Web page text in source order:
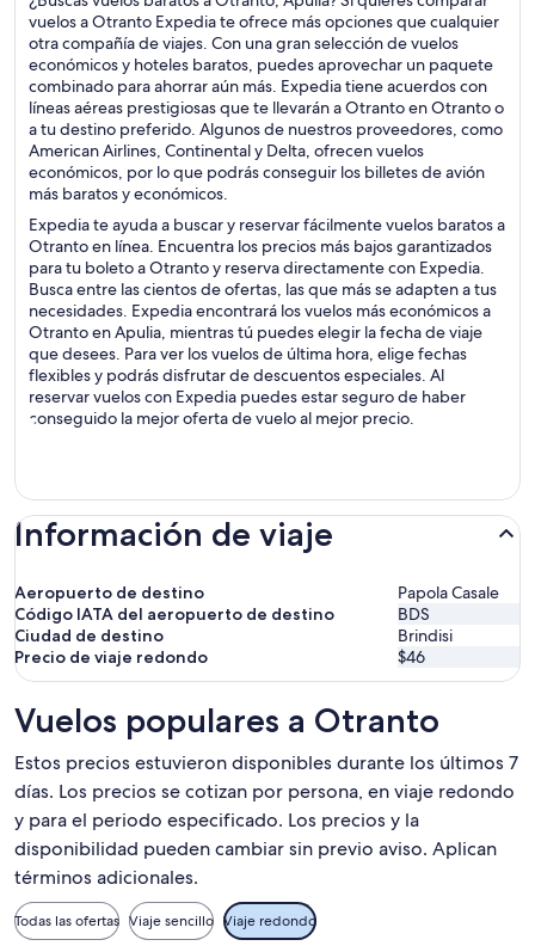
vuelos a Otranto Expedia te ofrece más opciones que cualquier
otra compañía de viajes. Con una gran selección de vuelos
económicos y hoteles baratos, puedes aprovechar un paquete
combinado para ahorrar aún más. Expedia tiene acuerdos con
líneas aéreas prestigiosas que te llevarán a Otranto en Otranto o
a tu destino preferido. Algunos de nuestros proveedores, como
American Airlines, Continental y Delta, ofrecen vuelos
económicos, por lo que podrás conseguir los billetes de avión
más baratos y económicos.
Expedia te ayuda a buscar y reservar fácilmente vuelos baratos a
Otranto en línea. Encuentra los precios más bajos garantizados
para tu boleto a Otranto y reserva directamente con Expedia.
Busca entre las cientos de ofertas, las que más se adapten a tus
necesidades. Expedia encontrará los vuelos más económicos a
Otranto en Apulia, mientras tú puedes elegir la fecha de viaje
que desees. Para ver los vuelos de última hora, elige fechas
flexibles y podrás disfrutar de descuentos especiales. Al
reservar vuelos con Expedia puedes estar seguro de haber
conseguido la mejor oferta de vuelo al mejor precio.
Información de viaje
Aeropuerto de destino
Papola Casale
Código IATA del aeropuerto de destino
BDS
Ciudad de destino
Brindisi
Precio de viaje redondo
$46
Vuelos populares a Otranto
Estos precios estuvieron disponibles durante los últimos 7
días. Los precios se cotizan por persona, en viaje redondo
y para el periodo especificado. Los precios y la
disponibilidad pueden cambiar sin previo aviso. Aplican
términos adicionales.
Todas las ofertas Viaje sencillo Viaje redondo